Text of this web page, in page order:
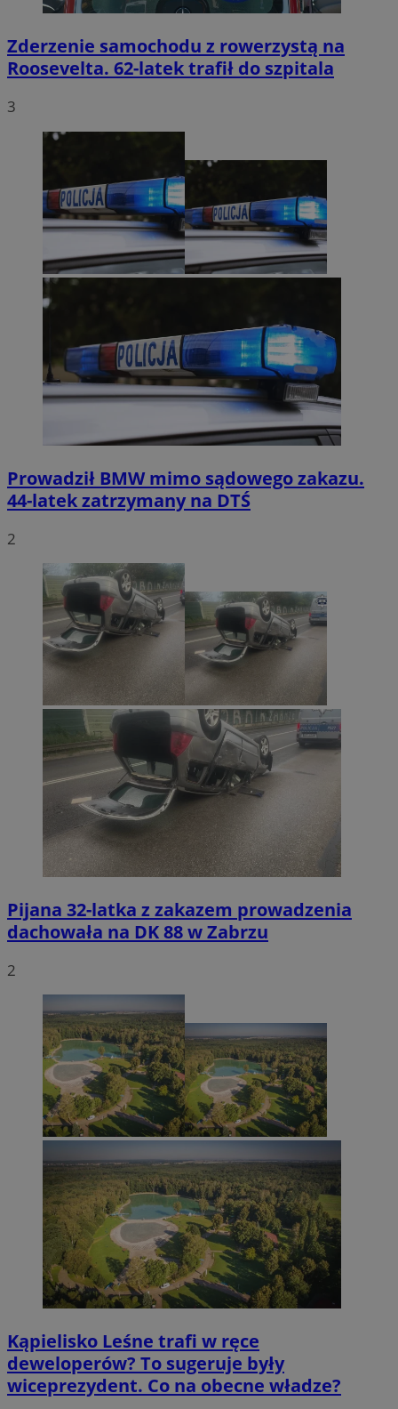
Zderzenie samochodu z rowerzystą na
Roosevelta. 62-latek trafił do szpitala
3
Prowadził BMW mimo sądowego zakazu.
44-latek zatrzymany na DTŚ
2
Pijana 32-latka z zakazem prowadzenia
dachowała na DK 88 w Zabrzu
2
Kąpielisko Leśne trafi w ręce
deweloperów? To sugeruje były
wiceprezydent. Co na obecne władze?